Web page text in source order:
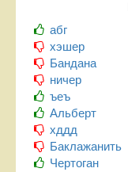
абг
хэшер
Бандана
ничер
ъеъ
Альберт
хддд
Баклажанить
Чертоган